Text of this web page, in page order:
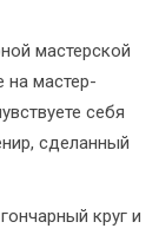
мастерской
на мастер-
себя
сделанный
круг и